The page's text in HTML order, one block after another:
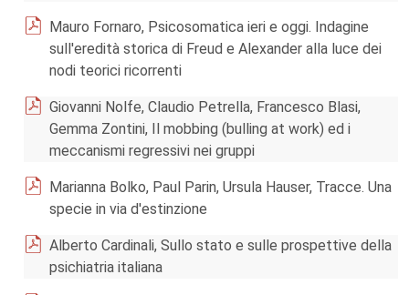
Mauro Fornaro, Psicosomatica ieri e oggi. Indagine
sull'eredità storica di Freud e Alexander alla luce dei
nodi teorici ricorrenti
Giovanni Nolfe, Claudio Petrella, Francesco Blasi,
Gemma Zontini, Il mobbing (bulling at work) ed i
meccanismi regressivi nei gruppi
Marianna Bolko, Paul Parin, Ursula Hauser, Tracce. Una
specie in via d'estinzione
Alberto Cardinali, Sullo stato e sulle prospettive della
psichiatria italiana